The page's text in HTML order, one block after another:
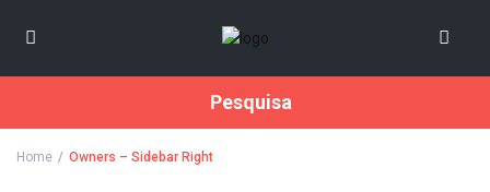
Pesquisa
Home Owners – Sidebar Right